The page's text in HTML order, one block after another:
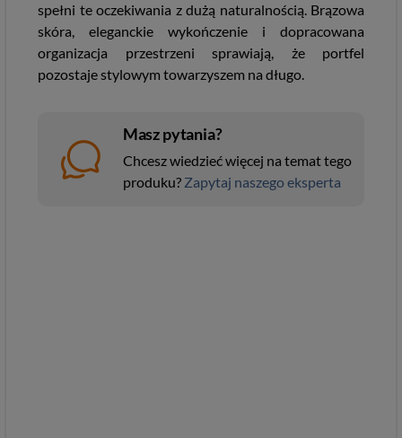
spełni te oczekiwania z dużą naturalnością. Brązowa
skóra, eleganckie wykończenie i dopracowana
organizacja przestrzeni sprawiają, że portfel
pozostaje stylowym towarzyszem na długo.
Masz pytania?
Chcesz wiedzieć więcej na temat tego
produku? Zapytaj naszego eksperta